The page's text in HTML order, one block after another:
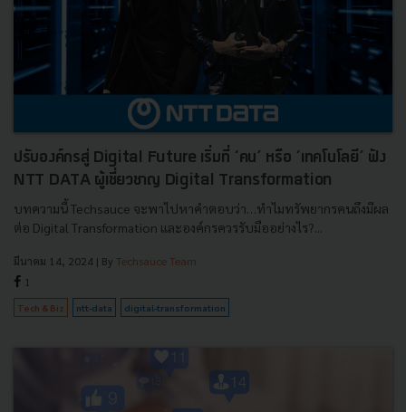
ปรับองค์กรสู่ Digital Future เริ่มที่ ‘คน’ หรือ ‘เทคโนโลยี’ ฟัง
NTT DATA ผู้เชี่ยวชาญ Digital Transformation
บทความนี้ Techsauce จะพาไปหาคำตอบว่า…ทำไมทรัพยากรคนถึงมีผล
ต่อ Digital Transformation และองค์กรควรรับมืออย่างไร?...
มีนาคม 14, 2024 | By Techsauce Team
1
Tech & Biz ntt-data digital-transformation